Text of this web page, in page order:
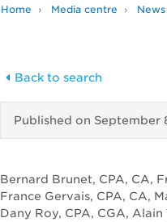
Home Media centre
Back to search
Published on September
Bernard Brunet, CPA, CA,
France Gervais, CPA, CA,
Dany Roy, CPA, CGA,